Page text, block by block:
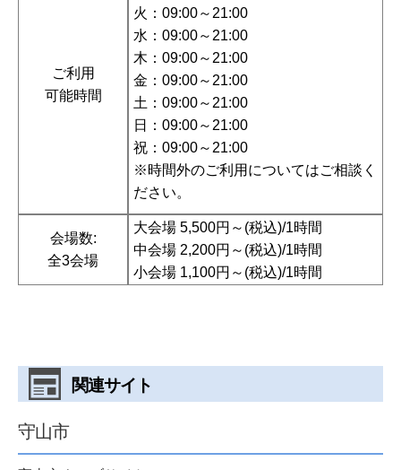
ご利用
可能時間
火：09:00～21:00
水：09:00～21:00
木：09:00～21:00
金：09:00～21:00
土：09:00～21:00
日：09:00～21:00
祝：09:00～21:00
※時間外のご利用についてはご相談く
ださい。
会場数:
全3会場
大会場 5,500円～(税込)/1時間
中会場 2,200円～(税込)/1時間
小会場 1,100円～(税込)/1時間
関連サイト
守山市